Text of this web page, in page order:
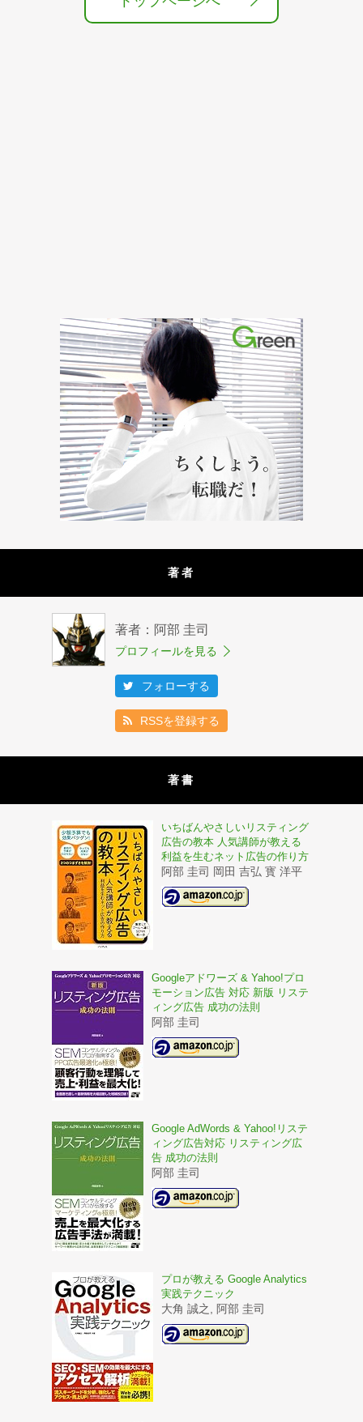
著者
著者：阿部 圭司
プロフィールを見る
フォローする
RSSを登録する
著書
いちばんやさしいリスティング
広告の教本 人気講師が教える
利益を生むネット広告の作り方
阿部 圭司 岡田 吉弘 寳 洋平
Googleアドワーズ & Yahoo!プロ
モーション広告 対応 新版 リステ
ィング広告 成功の法則
阿部 圭司
Google AdWords & Yahoo!リステ
ィング広告対応 リスティング広
告 成功の法則
阿部 圭司
プロが教える Google Analytics
実践テクニック
大角 誠之, 阿部 圭司